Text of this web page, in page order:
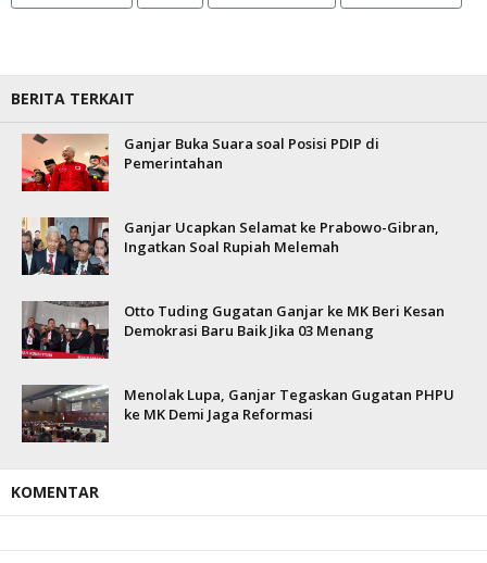
BERITA TERKAIT
Ganjar Buka Suara soal Posisi PDIP di
Pemerintahan
Ganjar Ucapkan Selamat ke Prabowo-Gibran,
Ingatkan Soal Rupiah Melemah
Otto Tuding Gugatan Ganjar ke MK Beri Kesan
Demokrasi Baru Baik Jika 03 Menang
Menolak Lupa, Ganjar Tegaskan Gugatan PHPU
ke MK Demi Jaga Reformasi
KOMENTAR